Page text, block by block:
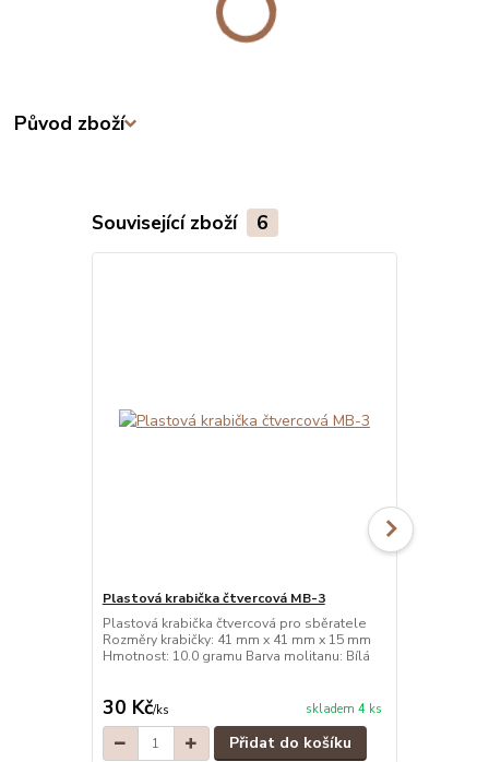
Původ zboží
Související zboží 6
Plastová krabička čtvercová MB-3
Plastová krabička čtvercová pro sběratele
Rozměry krabičky: 41 mm x 41 mm x 15 mm
Hmotnost: 10.0 gramu Barva molitanu: Bílá
30 Kč/ks skladem 4 ks
Přidat do košíku